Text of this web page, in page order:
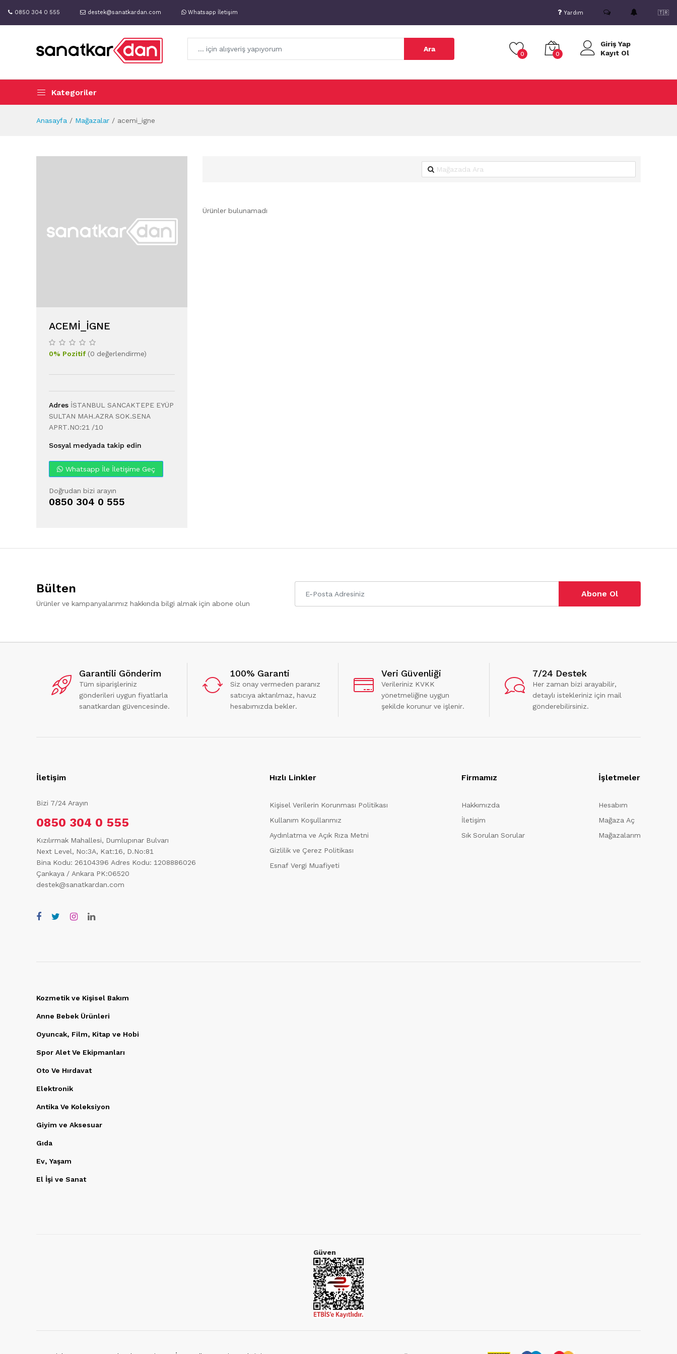
0850 304 0 555 destek@sanatkardan.com Whatsapp İletişim Yardım 🇹🇷
Ara
0 0
Giriş Yap
Kayıt Ol
Kategoriler
Anasayfa Mağazalar acemi_igne
ACEMI_IGNE
0% Pozitif(0 değerlendirme)
Adres İSTANBUL SANCAKTEPE EYÜP
SULTAN MAH.AZRA SOK.SENA
APRT.NO:21 /10
Sosyal medyada takip edin
Whatsapp İle İletişime Geç
Doğrudan bizi arayın
0850 304 0 555
Ürünler bulunamadı
Bülten
Ürünler ve kampanyalarımız hakkında bilgi almak için abone olun
Abone Ol
Garantili Gönderim
Tüm siparişleriniz
gönderileri uygun fiyatlarla
sanatkardan güvencesinde.
100% Garanti
Siz onay vermeden paranız
satıcıya aktarılmaz, havuz
hesabımızda bekler.
Veri Güvenliği
Verileriniz KVKK
yönetmeliğine uygun
şekilde korunur ve işlenir.
7/24 Destek
Her zaman bizi arayabilir,
detaylı istekleriniz için mail
gönderebilirsiniz.
İletişim
Bizi 7/24 Arayın
0850 304 0 555
Kızılırmak Mahallesi, Dumlupınar Bulvarı
Next Level, No:3A, Kat:16, D.No:81
Bina Kodu: 26104396 Adres Kodu: 1208886026
Çankaya / Ankara PK:06520
destek@sanatkardan.com
Hızlı Linkler
Kişisel Verilerin Korunması Politikası
Kullanım Koşullarımız
Aydınlatma ve Açık Rıza Metni
Gizlilik ve Çerez Politikası
Esnaf Vergi Muafiyeti
Firmamız
Hakkımızda
İletişim
Sık Sorulan Sorular
İşletmeler
Hesabım
Mağaza Aç
Mağazalarım
Kozmetik ve Kişisel Bakım
Anne Bebek Ürünleri
Oyuncak, Film, Kitap ve Hobi
Spor Alet Ve Ekipmanları
Oto Ve Hırdavat
Elektronik
Antika Ve Koleksiyon
Giyim ve Aksesuar
Gıda
Ev, Yaşam
El İşi ve Sanat
Güven